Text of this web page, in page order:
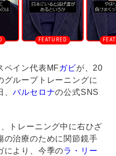
ペイン代表MFガビが、20
グループトレーニングに
、バルセロナの公式SNS
トレーニング中に右ひざ
の治療のために関節鏡手
により、今季のラ・リー